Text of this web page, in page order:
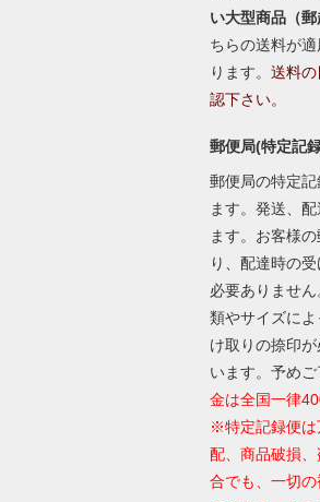
い大型商品（郵
ちらの送料が
ります。 送料
認下さい。
郵便局(特定記
郵便局の特定
ます。発送、
ます。お客様
り、配達時の
必要ありませ
類やサイズに
け取りの捺印
います。予め
金は全国一律
※特定記録便は
配、商品破損
合でも、一切